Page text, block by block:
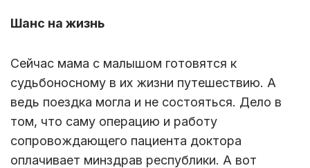
Шанс на жизнь
Сейчас мама с малышом готовятся к
судьбоносному в их жизни путешествию. А
ведь поездка могла и не состояться. Дело в
том, что саму операцию и работу
сопровождающего пациента доктора
оплачивает минздрав республики. А вот